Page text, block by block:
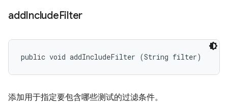
addIncludeFilter
public void addIncludeFilter (String filter)
添加用于指定要包含哪些测试的过滤条件。